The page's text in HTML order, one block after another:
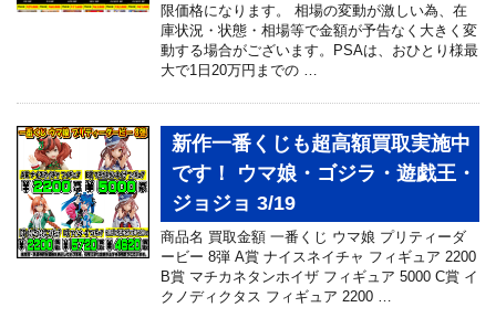
限価格になります。 相場の変動が激しい為、在
庫状況・状態・相場等で金額が予告なく大きく変
動する場合がございます。PSAは、おひとり様最
大で1日20万円までの …
新作一番くじも超高額買取実施中
です！ ウマ娘・ゴジラ・遊戯王・
ジョジョ 3/19
商品名 買取金額 一番くじ ウマ娘 プリティーダ
ービー 8弾 A賞 ナイスネイチャ フィギュア 2200
B賞 マチカネタンホイザ フィギュア 5000 C賞 イ
クノディクタス フィギュア 2200 …